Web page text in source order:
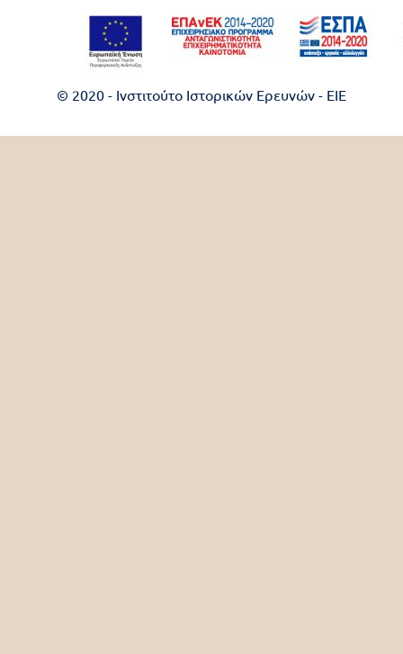
© 2020 - Ινστιτούτο Ιστορικών Ερευνών - EIE